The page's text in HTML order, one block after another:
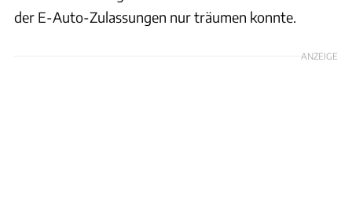
der E-Auto-Zulassungen nur träumen konnte.
ANZEIGE